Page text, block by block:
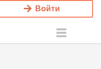
Войти